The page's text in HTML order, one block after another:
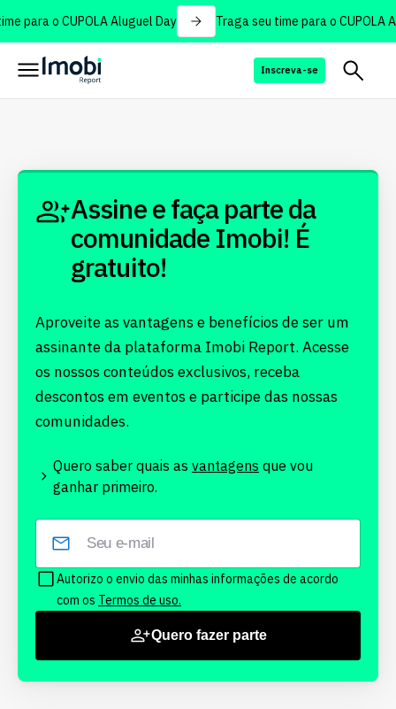
para o CUPOLA Aluguel Day Traga seu time para o CUPOLA
Inscreva-se
Assine e faça parte da
comunidade Imobi! É
gratuito!
Aproveite as vantagens e benefícios de ser um
assinante da plataforma Imobi Report. Acesse
os nossos conteúdos exclusivos, receba
descontos em eventos e participe das nossas
comunidades.
Quero saber quais as vantagens que vou
ganhar primeiro.
Autorizo o envio das minhas informações de acordo
com os Termos de uso.
Quero fazer parte